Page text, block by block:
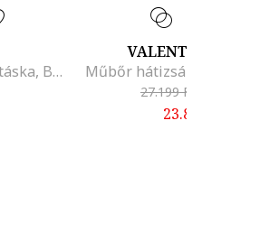
Debby kisméretű válltáska, Bézs/Kék
VALENTINO BAGS
27.199Ft
23.899